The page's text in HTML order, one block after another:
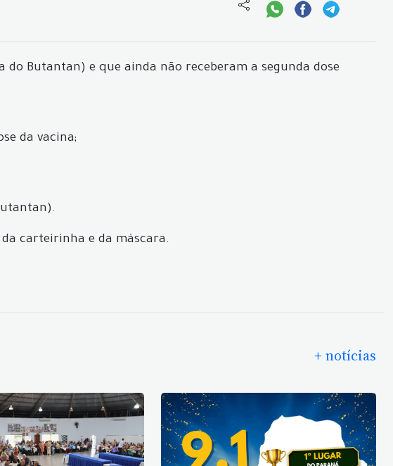
do Butantan) e que ainda não receberam a segunda dose
da vacina;
carteirinha e da máscara.
+ notícias